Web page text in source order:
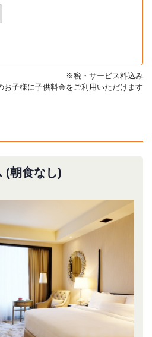
※税・サービス料込み
子様に子供料金をご利用いただけます
(朝食なし)